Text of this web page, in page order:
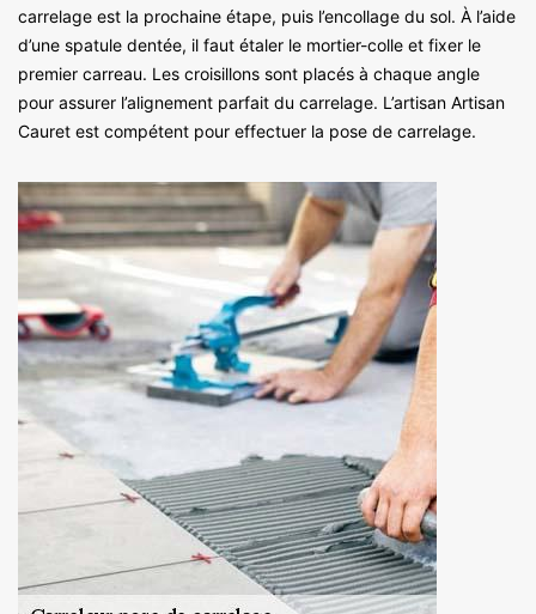
carrelage est la prochaine étape, puis l’encollage du sol. À l’aide
d’une spatule dentée, il faut étaler le mortier-colle et fixer le
premier carreau. Les croisillons sont placés à chaque angle
pour assurer l’alignement parfait du carrelage. L’artisan Artisan
Cauret est compétent pour effectuer la pose de carrelage.